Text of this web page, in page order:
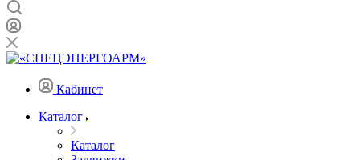
Кабинет
Каталог
Каталог